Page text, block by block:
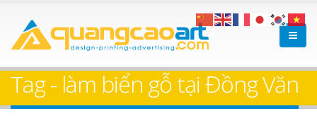
Tag - làm biển gỗ tại Đồng Văn